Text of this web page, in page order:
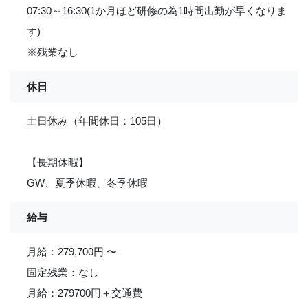
07:30～16:30(1か月ほど研修の為1時間出勤が早くなりま
す)
※残業なし
休日
土日休み（年間休日：105日）
【長期休暇】
GW、夏季休暇、冬季休暇
給与
月給：279,700円 〜
固定残業：なし
月給：279700円＋交通費